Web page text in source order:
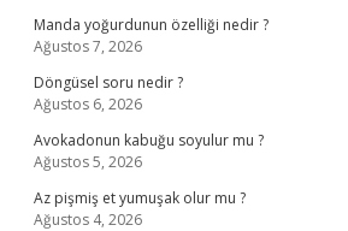
Manda yoğurdunun özelliği nedir ?
Ağustos 7, 2026
Döngüsel soru nedir ?
Ağustos 6, 2026
Avokadonun kabuğu soyulur mu ?
Ağustos 5, 2026
Az pişmiş et yumuşak olur mu ?
Ağustos 4, 2026